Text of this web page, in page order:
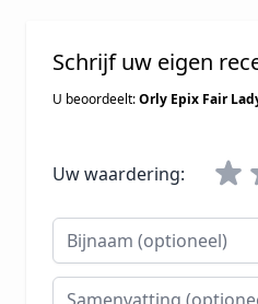
Schrijf uw eigen
U beoordeelt:Orly Epix Fair
Uw waardering:
Bijnaam
Samenvatting